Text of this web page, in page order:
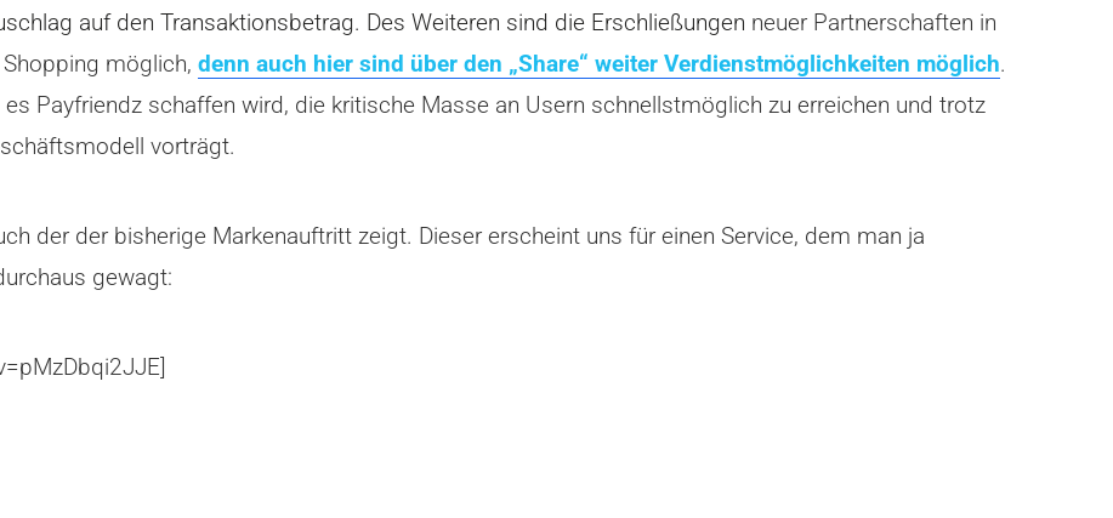
auf den Transaktionsbetrag. Des Weiteren sind die Erschließungen neuer Partnerschaften in
möglich, denn auch hier sind über den „Share“ weiter Verdienstmöglichkeiten möglich.
Payfriendz schaffen wird, die kritische Masse an Usern schnellstmöglich zu erreichen und trotz
vorträgt.
der der bisherige Markenauftritt zeigt. Dieser erscheint uns für einen Service, dem man ja
gewagt: